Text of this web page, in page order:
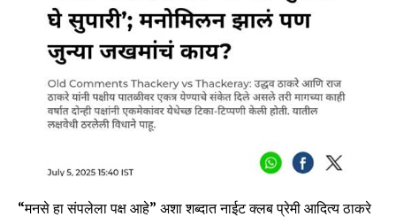
“मनसे हा संपलेला पक्ष आहे” अशा शब्दात नाईट क्लब प्रेमी आदित्य ठाकरे